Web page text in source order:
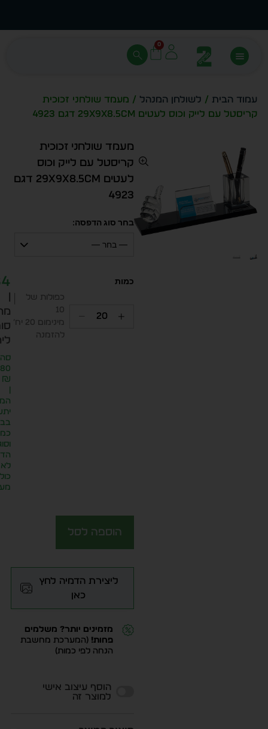
0
עמוד הבית / לשולחן המנהל / מעמד שולחני זכוכית
קריסטל עם לייק וכוס לעטים 29x9x8.5cm דגם 4923
מעמד שולחני זכוכית
קריסטל עם לייק וכוס
לעטים 29x9x8.5cm דגם
4923
בחר סוג הדפסה:
— בחר —
כפולות של
10
מינימום 20 יח׳
להזמנה
₪
לא
הוספה לסל
ליצירת הדמיה לחץ
כאן
מזמינים יותר? משלמים
פחות! (המערכת מחשבת
הנחה לפי כמות)
הוסף עיצוב אישי
למוצר זה